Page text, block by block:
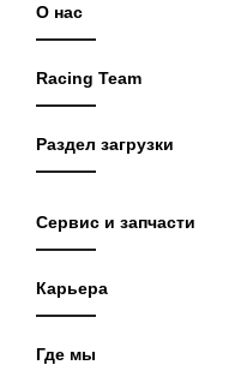
О нас
Racing Team
Раздел загрузки
Сервис и запчасти
Карьера
Где мы